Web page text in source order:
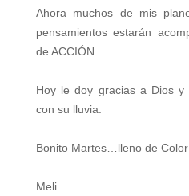
Ahora muchos de mis
pensamientos estarán
de ACCIÓN.
Hoy le doy gracias a Dios y
con su lluvia.
Bonito Martes…lleno de Color
Meli